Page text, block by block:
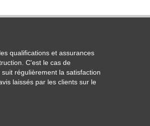
qualifications et assurances
C'est le cas de
régulièrement la satisfaction
laissés par les clients sur le